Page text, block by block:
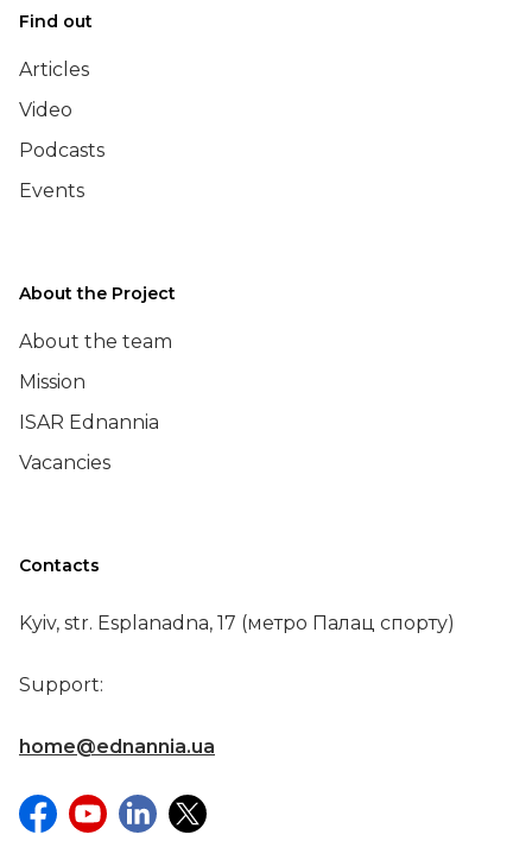
Find out
Articles
Video
Podcasts
Events
About the Project
About the team
Mission
ISAR Ednannia
Vacancies
Contacts
Kyiv, str. Esplanadna, 17 (метро Палац спорту)
Support:
home@ednannia.ua